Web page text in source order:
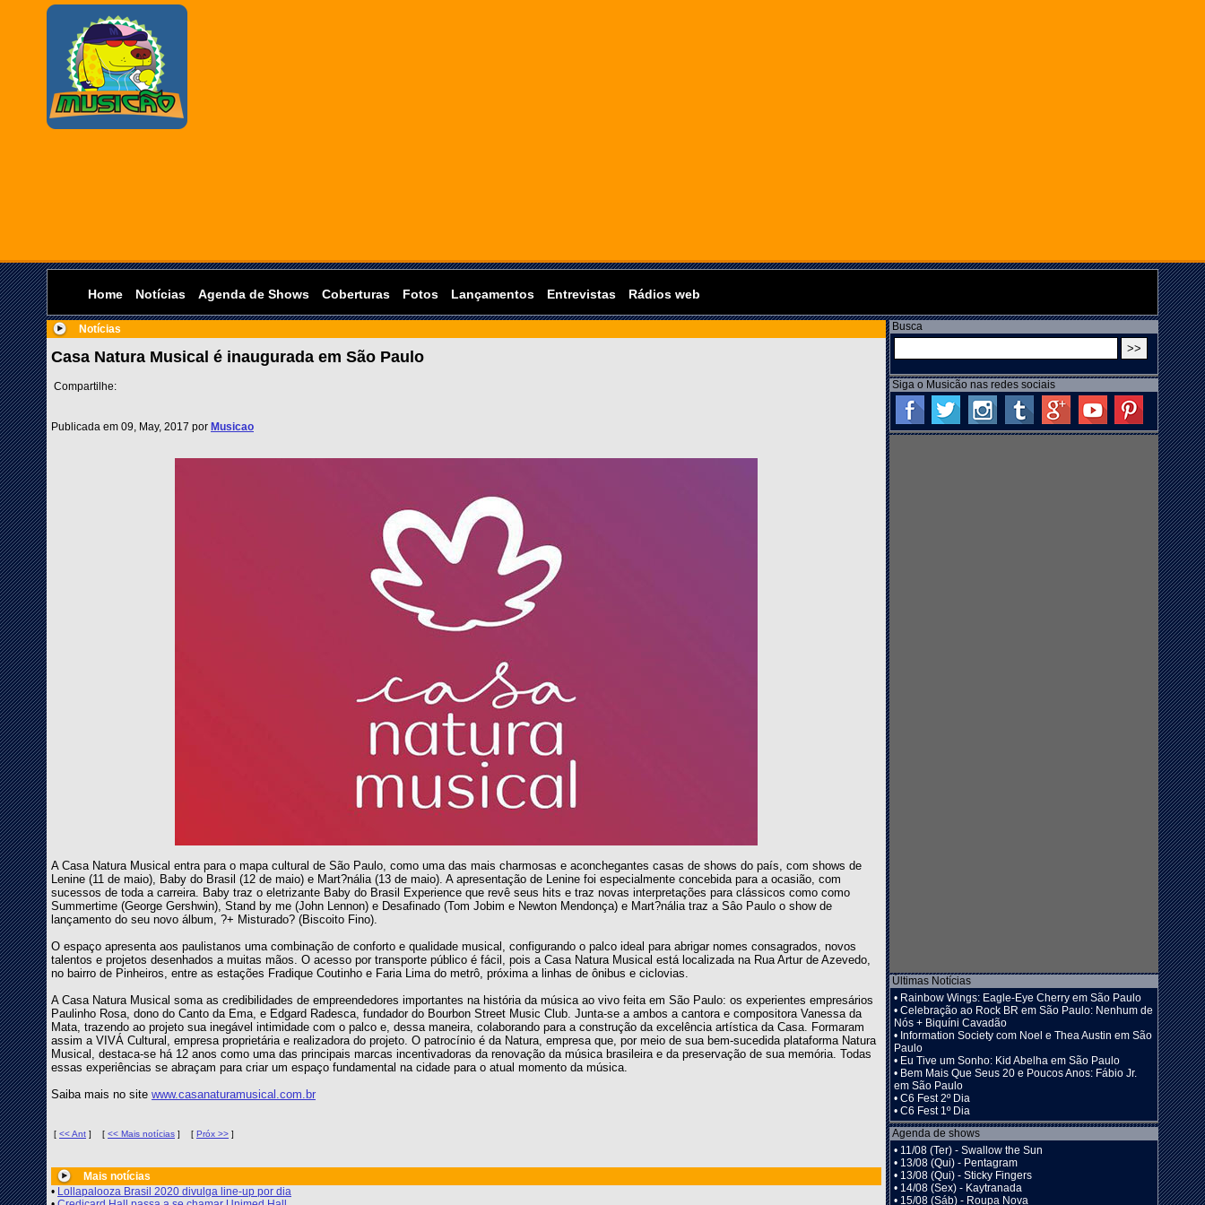
Home Notícias Agenda de Shows Coberturas Fotos Lançamentos Entrevistas Rádios web
Notícias
Casa Natura Musical é inaugurada em São Paulo
Compartilhe:
Publicada em 09, May, 2017 por Musicao
A Casa Natura Musical entra para o mapa cultural de São Paulo, como uma das mais charmosas e aconchegantes casas de shows do país, com shows de
Lenine (11 de maio), Baby do Brasil (12 de maio) e Mart?nália (13 de maio). A apresentação de Lenine foi especialmente concebida para a ocasião, com
sucessos de toda a carreira. Baby traz o eletrizante Baby do Brasil Experience que revê seus hits e traz novas interpretações para clássicos como como
Summertime (George Gershwin), Stand by me (John Lennon) e Desafinado (Tom Jobim e Newton Mendonça) e Mart?nália traz a Sâo Paulo o show de
lançamento do seu novo álbum, ?+ Misturado? (Biscoito Fino).
O espaço apresenta aos paulistanos uma combinação de conforto e qualidade musical, configurando o palco ideal para abrigar nomes consagrados, novos
talentos e projetos desenhados a muitas mãos. O acesso por transporte público é fácil, pois a Casa Natura Musical está localizada na Rua Artur de Azevedo,
no bairro de Pinheiros, entre as estações Fradique Coutinho e Faria Lima do metrô, próxima a linhas de ônibus e ciclovias.
A Casa Natura Musical soma as credibilidades de empreendedores importantes na história da música ao vivo feita em São Paulo: os experientes empresários
Paulinho Rosa, dono do Canto da Ema, e Edgard Radesca, fundador do Bourbon Street Music Club. Junta-se a ambos a cantora e compositora Vanessa da
Mata, trazendo ao projeto sua inegável intimidade com o palco e, dessa maneira, colaborando para a construção da excelência artística da Casa. Formaram
assim a VIVÁ Cultural, empresa proprietária e realizadora do projeto. O patrocínio é da Natura, empresa que, por meio de sua bem-sucedida plataforma Natura
Musical, destaca-se há 12 anos como uma das principais marcas incentivadoras da renovação da música brasileira e da preservação de sua memória. Todas
essas experiências se abraçam para criar um espaço fundamental na cidade para o atual momento da música.
Saiba mais no site www.casanaturamusical.com.br
[ << Ant ] [ << Mais notícias ] [ Próx >> ]
Mais notícias
• Lollapalooza Brasil 2020 divulga line-up por dia
Busca
Siga o Musicão nas redes sociais
Últimas Notícias
• Rainbow Wings: Eagle-Eye Cherry em São Paulo
• Celebração ao Rock BR em São Paulo: Nenhum de
Nós + Biquíni Cavadão
• Information Society com Noel e Thea Austin em São
Paulo
• Eu Tive um Sonho: Kid Abelha em São Paulo
• Bem Mais Que Seus 20 e Poucos Anos: Fábio Jr.
em São Paulo
• C6 Fest 2º Dia
• C6 Fest 1º Dia
Agenda de shows
• 11/08 (Ter) - Swallow the Sun
• 13/08 (Qui) - Pentagram
• 13/08 (Qui) - Sticky Fingers
• 14/08 (Sex) - Kaytranada
• 15/08 (Sáb) - Roupa Nova